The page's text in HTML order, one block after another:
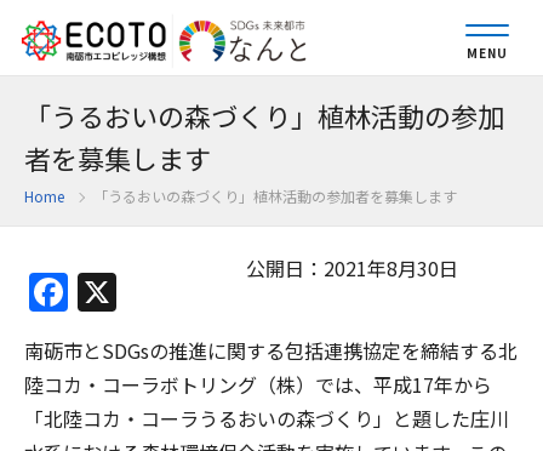
MENU
「うるおいの森づくり」植林活動の参加
者を募集します
Home 「うるおいの森づくり」植林活動の参加者を募集します
公開日：2021年8月30日
Facebook
南砺市とSDGsの推進に関する包括連携協定を締結する北
陸コカ・コーラボトリング（株）では、平成17年から
「北陸コカ・コーラうるおいの森づくり」と題した庄川